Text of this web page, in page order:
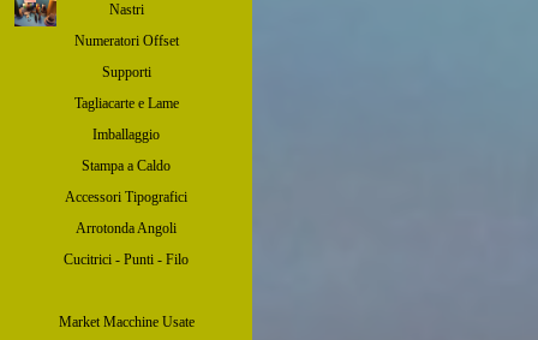
Nastri
Numeratori Offset
Supporti
Tagliacarte e Lame
Imballaggio
Stampa a Caldo
Accessori Tipografici
Arrotonda Angoli
Cucitrici - Punti - Filo
Market Macchine Usate